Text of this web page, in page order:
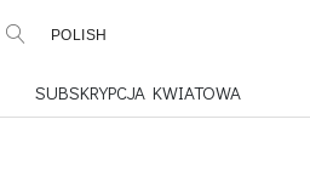
POLISH
SUBSKRYPCJA KWIATOWA